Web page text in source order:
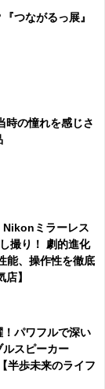
つながるっ展』
時の憧れを感じさ
Nikonミラーレス
撮り！ 劇的進化
能、操作性を徹底
】
パワフルで深い
スピーカー
半歩未来のライフ